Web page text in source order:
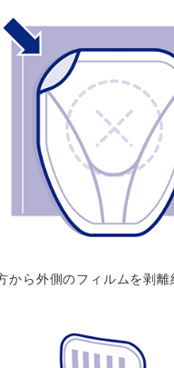
から外側のフィルムを剥離